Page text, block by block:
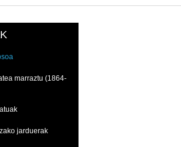
marraztu (1864-
jarduerak